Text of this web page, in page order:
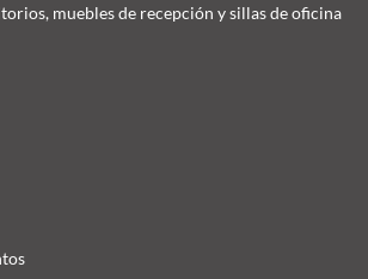
muebles de recepción y sillas de oficina